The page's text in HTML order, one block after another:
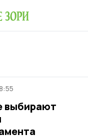
выбирают